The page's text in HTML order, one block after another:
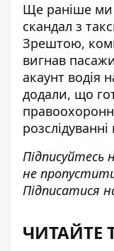
Ще раніше ми
скандал з
Зрештою,
вигнав
акаунт водія
додали, що
Підписуйтесь
не
Підписатися
ЧИТАЙТЕ